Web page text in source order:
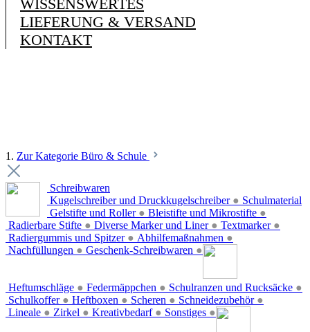
WISSENSWERTES
LIEFERUNG & VERSAND
KONTAKT
1. Zur Kategorie Büro & Schule
Schreibwaren
Kugelschreiber und Druckkugelschreiber ●
Gelstifte und Roller ● Bleistifte und Mikrostifte ●
Radierbare Stifte ● Diverse Marker und Liner ● Textmarker ●
Radiergummis und Spitzer ● Abhilfemaßnahmen ●
Nachfüllungen ● Geschenk-Schreibwaren ●
Schulmaterial
Heftumschläge ● Federmäppchen ● Schulranzen und Rucksäcke ●
Schulkoffer ● Heftboxen ● Scheren ● Schneidezubehör ●
Lineale ● Zirkel ● Kreativbedarf ● Sonstiges ●